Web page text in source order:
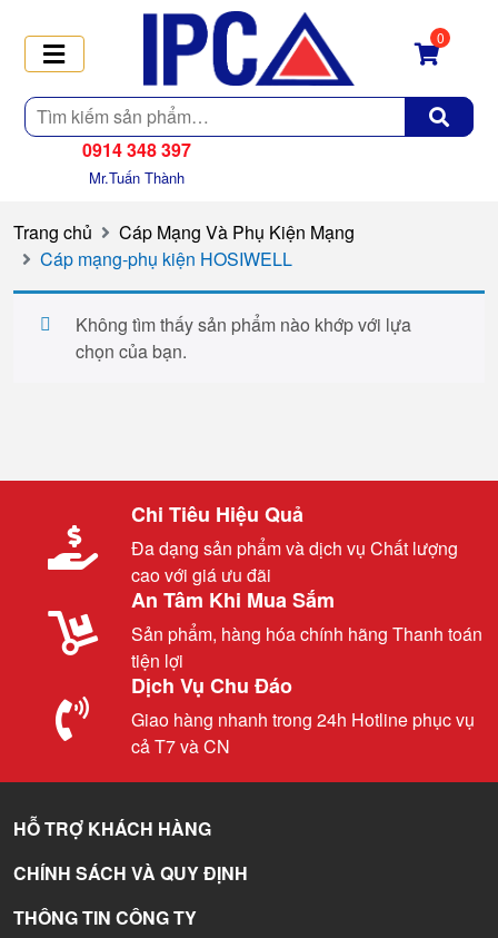
Tìm
kiếm
0
0914 348 397
Mr.Tuấn Thành
Trang chủ
Cáp Mạng Và Phụ Kiện Mạng
Cáp mạng-phụ kiện HOSIWELL
Không tìm thấy sản phẩm nào khớp với lựa
chọn của bạn.
Chi Tiêu Hiệu Quả
Đa dạng sản phẩm và dịch vụ Chất lượng
cao với giá ưu đãi
An Tâm Khi Mua Sắm
Sản phẩm, hàng hóa chính hãng Thanh toán
tiện lợi
Dịch Vụ Chu Đáo
Giao hàng nhanh trong 24h Hotline phục vụ
cả T7 và CN
HỖ TRỢ KHÁCH HÀNG
CHÍNH SÁCH VÀ QUY ĐỊNH
THÔNG TIN CÔNG TY